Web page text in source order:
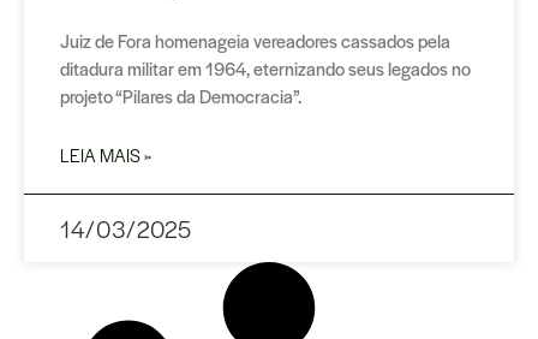
Juiz de Fora homenageia vereadores cassados pela
ditadura militar em 1964, eternizando seus legados no
projeto “Pilares da Democracia”.
LEIA MAIS »
14/03/2025